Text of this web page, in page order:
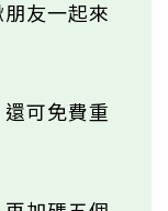
朋友一起來
可免費重